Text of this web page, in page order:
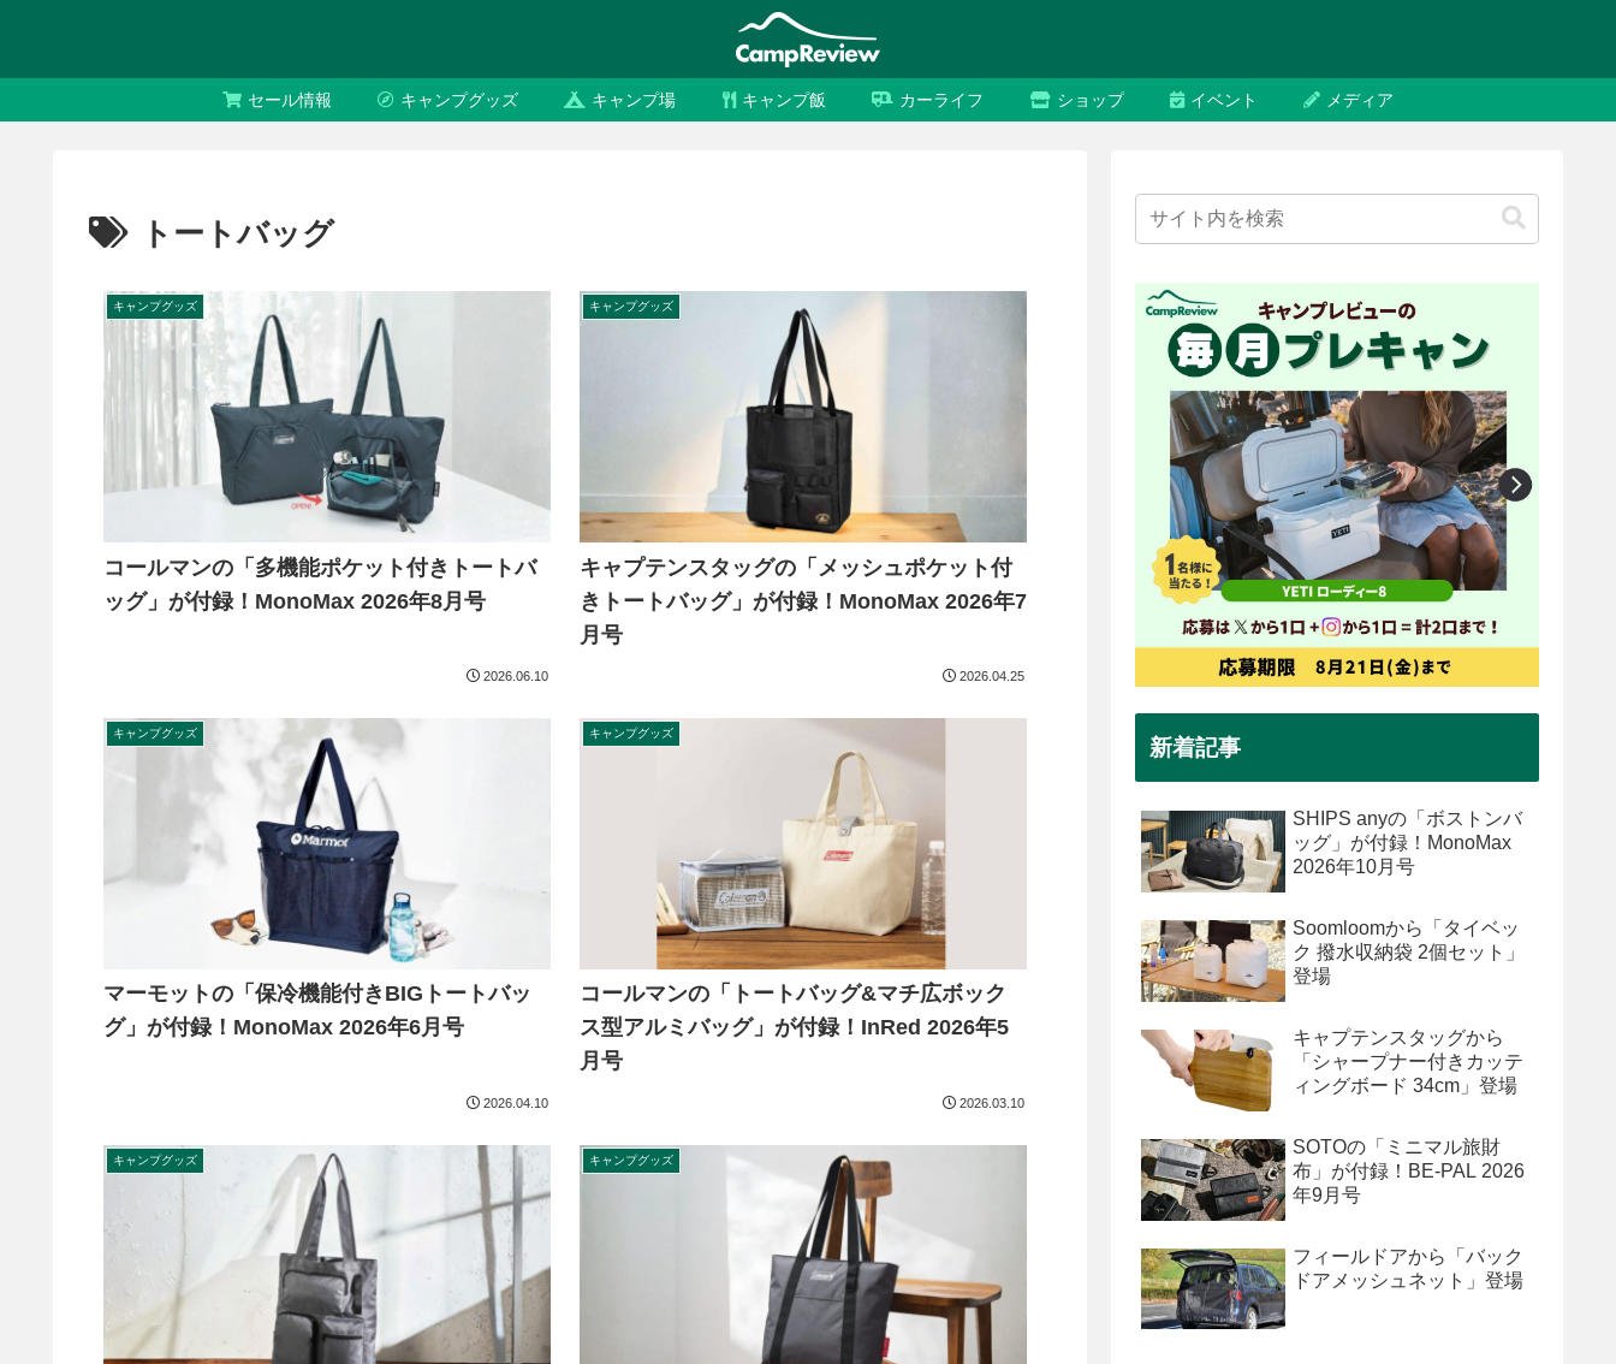
セール情報 キャンプグッズ キャンプ場 キャンプ飯 カーライフ ショップ イベント メディア
トートバッグ
キャンプグッズ
コールマンの「多機能ポケット付きトートバ
ッグ」が付録！MonoMax 2026年8月号
2026.06.10
キャンプグッズ
キャプテンスタッグの「メッシュポケット付
きトートバッグ」が付録！MonoMax 2026年7
月号
2026.04.25
キャンプグッズ
マーモットの「保冷機能付きBIGトートバッ
グ」が付録！MonoMax 2026年6月号
2026.04.10
キャンプグッズ
コールマンの「トートバッグ&マチ広ボック
ス型アルミバッグ」が付録！InRed 2026年5
月号
2026.03.10
キャンプグッズ キャンプグッズ
新着記事
SHIPS anyの「ボストンバ
ッグ」が付録！MonoMax
2026年10月号
Soomloomから「タイベッ
ク 撥水収納袋 2個セット」
登場
キャプテンスタッグから
「シャープナー付きカッテ
ィングボード 34cm」登場
SOTOの「ミニマル旅財
布」が付録！BE-PAL 2026
年9月号
フィールドアから「バック
ドアメッシュネット」登場